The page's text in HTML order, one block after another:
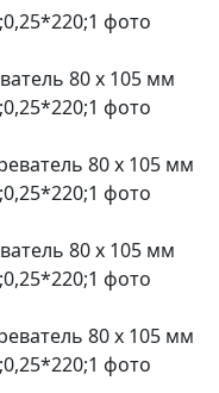
80 х 105 мм
фото
80 х 105 мм
фото